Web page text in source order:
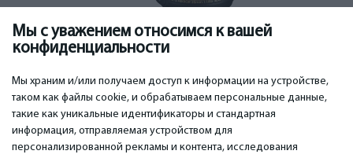
Мы с уважением относимся к вашей
конфиденциальности
Мы храним и/или получаем доступ к информации на устройстве,
таком как файлы cookie, и обрабатываем персональные данные,
такие как уникальные идентификаторы и стандартная
информация, отправляемая устройством для
персонализированной рекламы и контента, исследования
Nikon AF-S NIKKOR 20mm f/1.8G ED
755.00
ВАЖНОЕ КОНТАКТЫ